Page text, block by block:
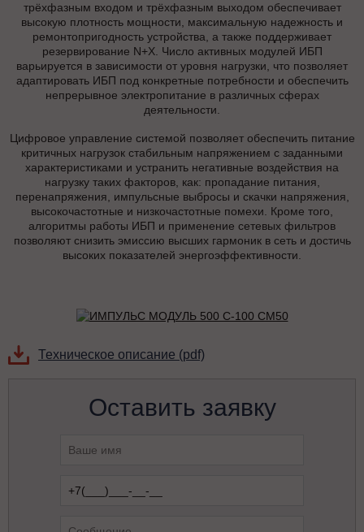
трёхфазным входом и трёхфазным выходом обеспечивает
высокую плотность мощности, максимальную надежность и
ремонтопригодность устройства, а также поддерживает
резервирование N+X. Число активных модулей ИБП
варьируется в зависимости от уровня нагрузки, что позволяет
адаптировать ИБП под конкретные потребности и обеспечить
непрерывное электропитание в различных сферах
деятельности.
Цифровое управление системой позволяет обеспечить питание
критичных нагрузок стабильным напряжением с заданными
характеристиками и устранить негативные воздействия на
нагрузку таких факторов, как: пропадание питания,
перенапряжения, импульсные выбросы и скачки напряжения,
высокочастотные и низкочастотные помехи. Кроме того,
алгоритмы работы ИБП и применение сетевых фильтров
позволяют снизить эмиссию высших гармоник в сеть и достичь
высоких показателей энергоэффективности.
Техническое описание (pdf)
Оставить заявку